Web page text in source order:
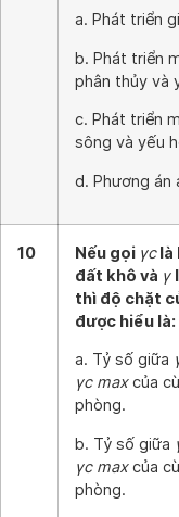
a. Phát triển
b. Phát triển
phân thủy và
c. Phát triển
sông và yếu
d. Phương án
10 Nếu gọi γclà
đất khô và γ
thì độ chặt
được hiểu là:
a. Tỷ số giữa
γc maxcủa
phòng.
b. Tỷ số giữa
γc maxcủa
phòng.